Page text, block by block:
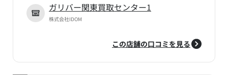
ガリバー関東買取センター1
株式会社IDOM
この店舗の口コミを見る